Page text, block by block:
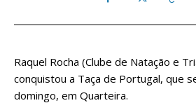
Raquel Rocha (Clube de Natação e
conquistou a Taça de Portugal, que
domingo, em Quarteira.